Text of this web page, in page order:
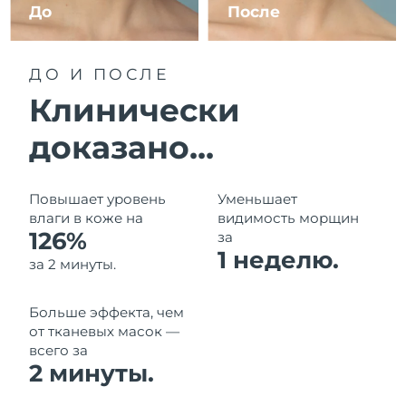
До После
ДО И ПОСЛЕ
Клинически
доказано...
Повышает уровень
влаги в коже на
126%
за 2 минуты.
Уменьшает
видимость морщин
за
1 неделю.
Больше эффекта, чем
от тканевых масок —
всего за
2 минуты.
Ожидаемая дата доставки
Италия
Япония
Джерси
Ожидаемая дата доставки
8/14/26
Казахстан
Ожидаемая дата доставки
8/11/26
Кувейт
Латвия